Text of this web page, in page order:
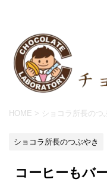
HOME > ショコラ所長のつ
ショコラ所長のつぶやき
コーヒーもバ